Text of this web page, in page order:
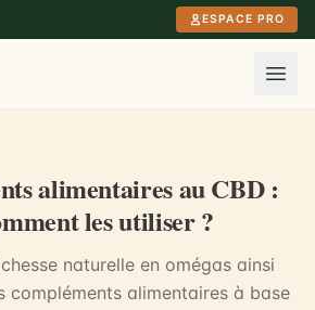
ESPACE PRO
alimentaires au CBD :
les utiliser ?
naturelle en omégas ainsi
compléments alimentaires à base